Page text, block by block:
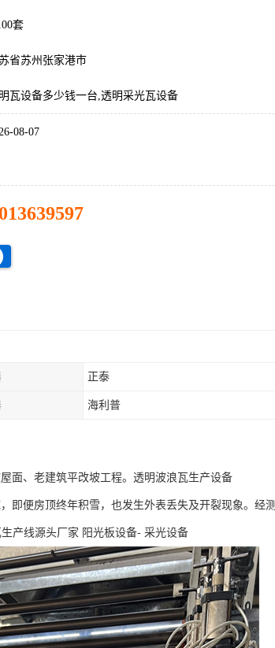
套
省苏州张家港市
瓦设备多少钱一台,透明采光瓦设备
08-07
正泰
海利普
面、老建筑平改坡工程。透明波浪瓦生产设备
即便房顶终年积雪，也发生外表丢失及开裂现象。经测
产线源头厂家 阳光板设备- 采光设备